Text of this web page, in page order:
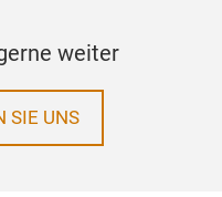
weiter
SIE UNS